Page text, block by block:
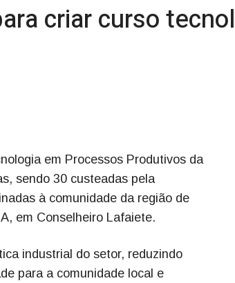
criar curso
em Processos Produtivos da
sendo 30 custeadas pela
à comunidade da região de
em Conselheiro Lafaiete.
industrial do setor, reduzindo
para a comunidade local e